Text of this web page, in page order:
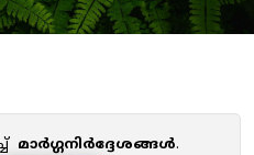
മാർഗ്ഗനിർദ്ദേശങ്ങൾ.